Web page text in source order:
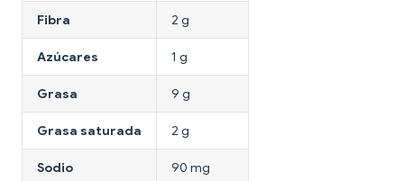
Fibra 2 g
Azúcares 1 g
Grasa 9 g
Grasa saturada 2 g
Sodio 90 mg